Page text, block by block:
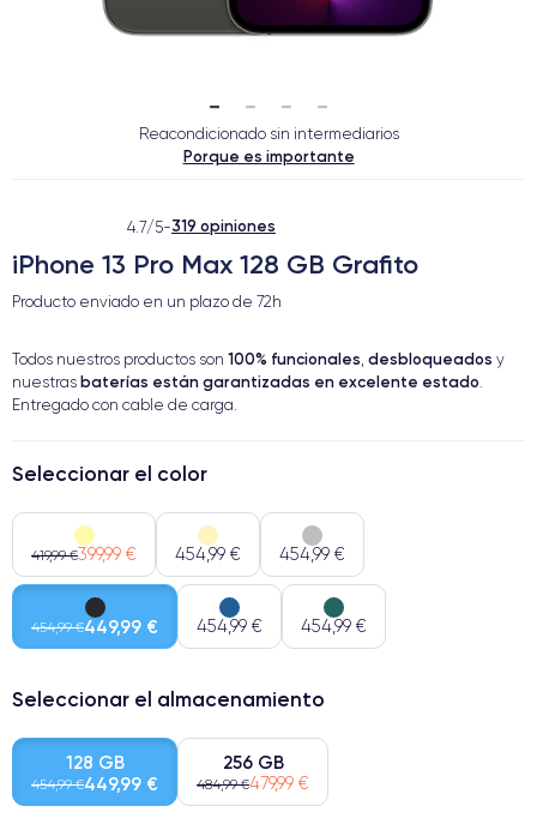
Reacondicionado sin intermediarios
Porque es importante
4.7/5-319 opiniones
iPhone 13 Pro Max 128 GB Grafito
Producto enviado en un plazo de 72h
Todos nuestros productos son 100% funcionales, desbloqueados y
nuestras baterías están garantizadas en excelente estado.
Entregado con cable de carga.
Seleccionar el color
419,99 €399,99 € 454,99 € 454,99 €
454,99 €449,99 € 454,99 € 454,99 €
Seleccionar el almacenamiento
128 GB
454,99 €449,99 €
256 GB
484,99 €479,99 €